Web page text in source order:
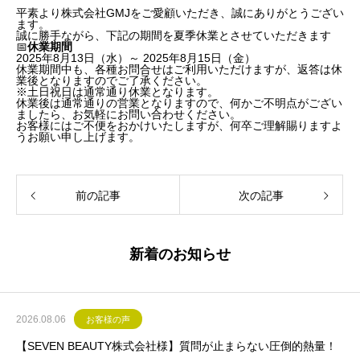
平素より株式会社GMJをご愛顧いただき、誠にありがとうござい
ます。
誠に勝手ながら、下記の期間を夏季休業とさせていただきます
📅休業期間
2025年8月13日（水）～ 2025年8月15日（金）
休業期間中も、各種お問合せはご利用いただけますが、返答は休
業後となりますのでご了承ください。
※土日祝日は通常通り休業となります。
休業後は通常通りの営業となりますので、何かご不明点がござい
ましたら、お気軽にお問い合わせください。
お客様にはご不便をおかけいたしますが、何卒ご理解賜りますよ
うお願い申し上げます。
前の記事 次の記事
新着のお知らせ
2026.08.06 お客様の声
【SEVEN BEAUTY株式会社様】質問が止まらない圧倒的熱量！